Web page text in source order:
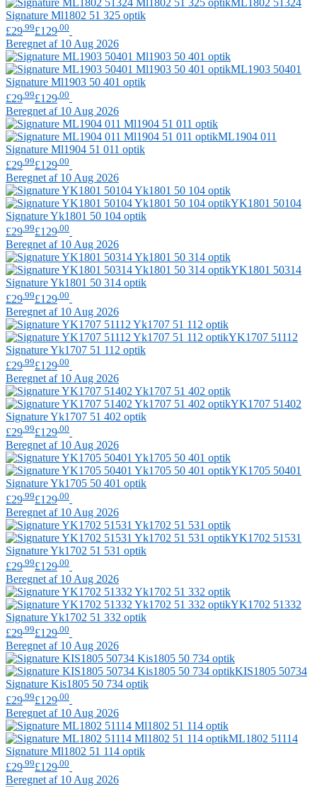
ML1802 51324
Signature Ml1802 51 325 optik
£29.99£129.00
Beregnet af 10 Aug 2026
ML1903 50401
Signature Ml1903 50 401 optik
£29 .99£129 .00
Beregnet af 10 Aug 2026
ML1904 011
Signature Ml1904 51 011 optik
£29 .99£129 .00
Beregnet af 10 Aug 2026
YK1801 50104
SignatureYk1801 50 104 optik
£29.99£129.00
Beregnet af 10 Aug 2026
YK1801 50314
SignatureYk1801 50 314 optik
£29 .99£129 .00
Beregnet af 10 Aug 2026
YK1707 51112
SignatureYk1707 51 112 optik
£29 .99£129 .00
Beregnet af 10 Aug 2026
YK1707 51402
SignatureYk1707 51 402 optik
£29.99£129.00
Beregnet af 10 Aug 2026
YK1705 50401
SignatureYk1705 50 401 optik
£29 .99£129 .00
Beregnet af 10 Aug 2026
YK1702 51531
SignatureYk1702 51 531 optik
£29 .99£129 .00
Beregnet af 10 Aug 2026
YK1702 51332
SignatureYk1702 51 332 optik
£29.99£129.00
Beregnet af 10 Aug 2026
KIS1805 50734
Signature Kis1805 50 734 optik
£29 .99£129 .00
Beregnet af 10 Aug 2026
ML1802 51114
Signature Ml1802 51 114 optik
£29 .99£129 .00
Beregnet af 10 Aug 2026